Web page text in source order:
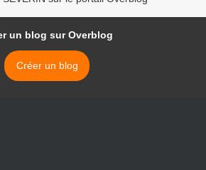
un blog sur Overblog
Créer un blog